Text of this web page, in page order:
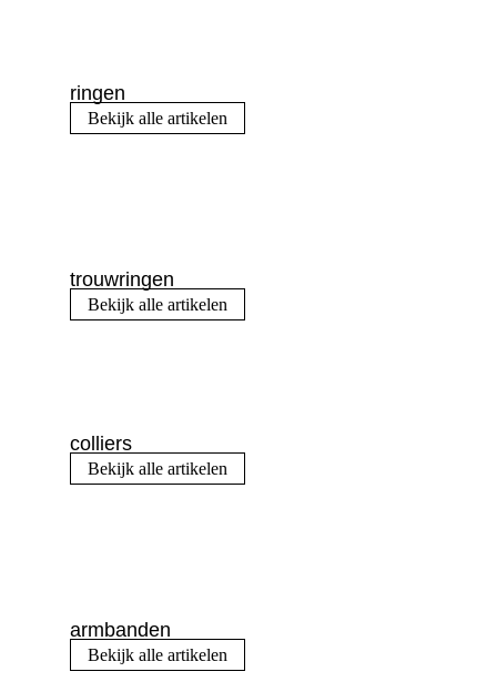
ringen
Bekijk alle artikelen
trouwringen
Bekijk alle artikelen
colliers
Bekijk alle artikelen
armbanden
Bekijk alle artikelen